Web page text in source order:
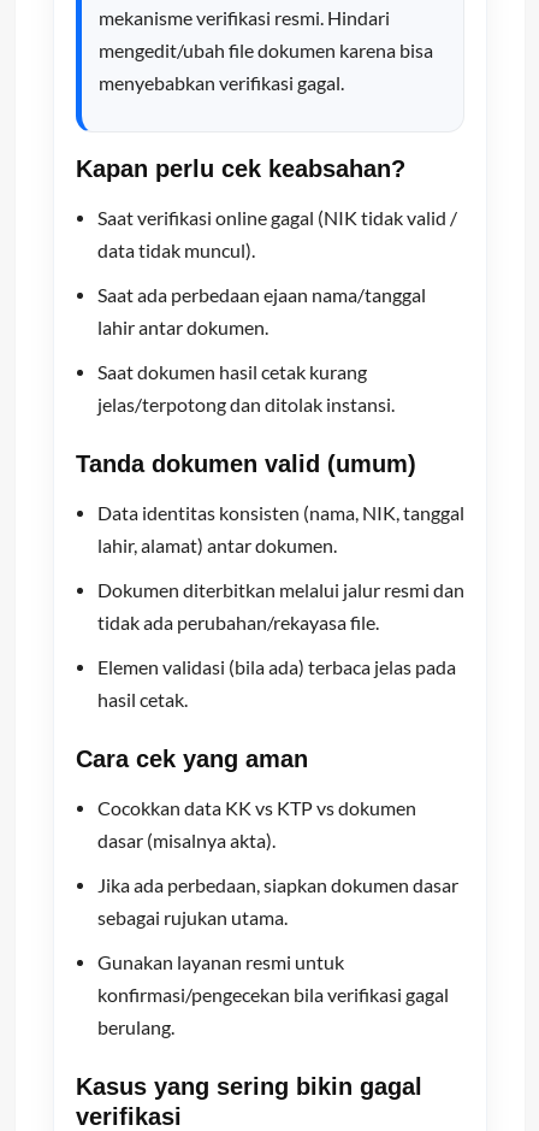
mekanisme verifikasi resmi. Hindari
mengedit/ubah file dokumen karena bisa
menyebabkan verifikasi gagal.
Kapan perlu cek keabsahan?
Saat verifikasi online gagal (NIK tidak valid /
data tidak muncul).
Saat ada perbedaan ejaan nama/tanggal
lahir antar dokumen.
Saat dokumen hasil cetak kurang
jelas/terpotong dan ditolak instansi.
Tanda dokumen valid (umum)
Data identitas konsisten (nama, NIK, tanggal
lahir, alamat) antar dokumen.
Dokumen diterbitkan melalui jalur resmi dan
tidak ada perubahan/rekayasa file.
Elemen validasi (bila ada) terbaca jelas pada
hasil cetak.
Cara cek yang aman
Cocokkan data KK vs KTP vs dokumen
dasar (misalnya akta).
Jika ada perbedaan, siapkan dokumen dasar
sebagai rujukan utama.
Gunakan layanan resmi untuk
konfirmasi/pengecekan bila verifikasi gagal
berulang.
Kasus yang sering bikin gagal
verifikasi